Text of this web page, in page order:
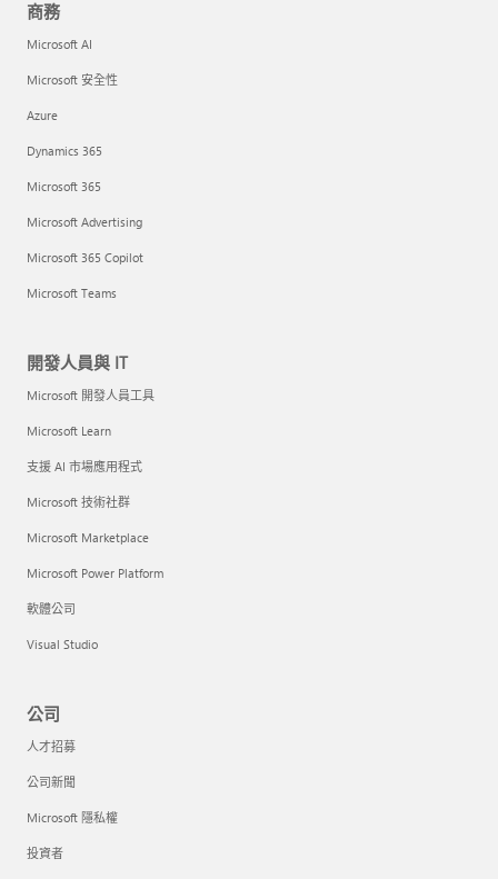
商務
Microsoft AI
Microsoft 安全性
Azure
Dynamics 365
Microsoft 365
Microsoft Advertising
Microsoft 365 Copilot
Microsoft Teams
開發人員與 IT
Microsoft 開發人員工具
Microsoft Learn
支援 AI 市場應用程式
Microsoft 技術社群
Microsoft Marketplace
Microsoft Power Platform
軟體公司
Visual Studio
公司
人才招募
公司新聞
Microsoft 隱私權
投資者